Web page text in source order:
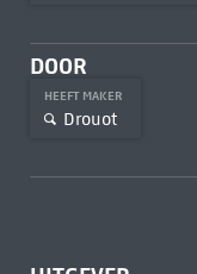
DOOR
HEEFT MAKER
Drouot